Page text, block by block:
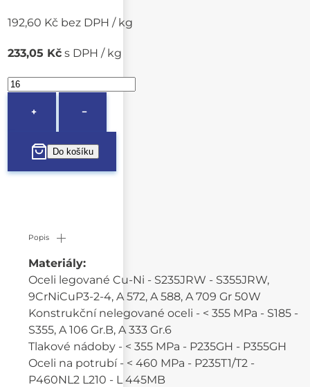
192,60 Kč bez DPH / kg
233,05 Kč s DPH / kg
+ −
Popis
Materiály:
Oceli legované Cu-Ni - S235JRW - S355JRW,
9CrNiCuP3-2-4, A 572, A 588, A 709 Gr 50W
Konstrukční nelegované oceli - < 355 MPa - S185 -
S355, A 106 Gr.B, A 333 Gr.6
Tlakové nádoby - < 355 MPa - P235GH - P355GH
Oceli na potrubí - < 460 MPa - P235T1/T2 -
P460NL2 L210 - L 445MB